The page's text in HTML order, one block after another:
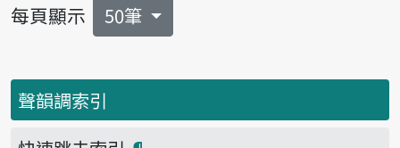
每頁顯示 50筆
聲韻調索引